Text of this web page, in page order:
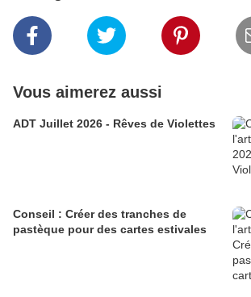
Vous aimerez aussi
ADT Juillet 2026 - Rêves de Violettes
Conseil : Créer des tranches de
pastèque pour des cartes estivales